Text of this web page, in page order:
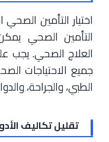
اختيار التأمين
التأمين الصحي
العلاج الصحي.
جميع الاحتياجات
الطبي، والجراحة،
تقليل تكاليف